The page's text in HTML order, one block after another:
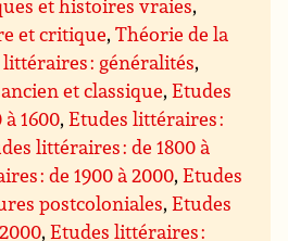
et histoires vraies,
et critique,Théorie de la
: généralités,
et classique,Etudes
1600,Etudes littéraires :
littéraires : de 1800 à
: de 1900 à 2000,Etudes
postcoloniales,Etudes
,Etudes littéraires :